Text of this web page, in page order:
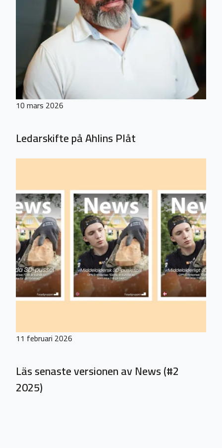
10 mars 2026
Ledarskifte på Ahlins Plåt
11 februari 2026
Läs senaste versionen av News (#2
2025)